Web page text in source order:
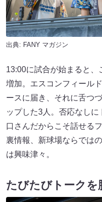
出典: FANY マガジン
13:00に試合が始まると、
増加。エスコンフィール
ースに届き、それに舌つ
ップした3人。否応なし
口さんだからこそ話せる
裏情報、新球場ならでは
は興味津々。
たびたびトーク